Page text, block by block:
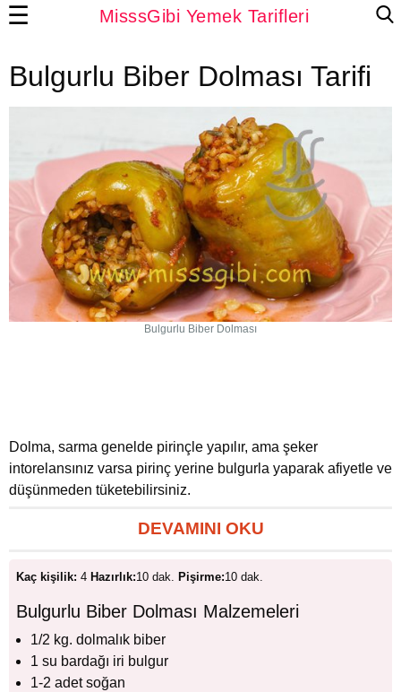
MisssGibi Yemek Tarifleri
☰
Bulgurlu Biber Dolması Tarifi
Bulgurlu Biber Dolması
Dolma, sarma genelde pirinçle yapılır, ama şeker
intorelansınız varsa pirinç yerine bulgurla yaparak afiyetle ve
düşünmeden tüketebilirsiniz.
DEVAMINI OKU
Kaç kişilik: 4 Hazırlık:10 dak. Pişirme:10 dak.
Bulgurlu Biber Dolması Malzemeleri
1/2 kg. dolmalık biber
1 su bardağı iri bulgur
1-2 adet soğan